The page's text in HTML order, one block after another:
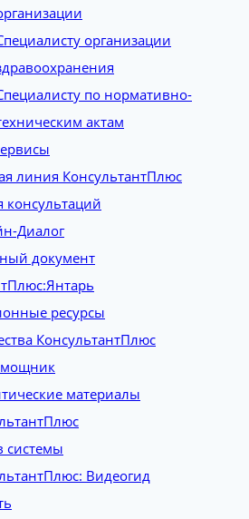
организации
по нормативно-
актам
линия КонсультантПлюс
Диалог
документ
ресурсы
КонсультантПлюс
материалы
системы
Видеогид